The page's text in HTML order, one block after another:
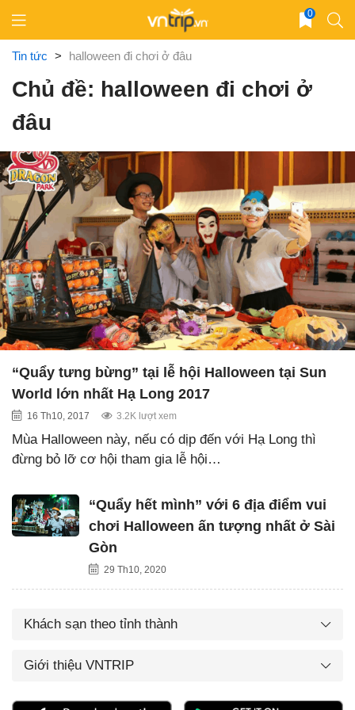
content
0
Tin tức > halloween đi chơi ở đâu
Chủ đề: halloween đi chơi ở
đâu
“Quẩy tưng bừng” tại lễ hội Halloween tại Sun
World lớn nhất Hạ Long 2017
16 Th10, 2017 3.2K lượt xem
Mùa Halloween này, nếu có dịp đến với Hạ Long thì
đừng bỏ lỡ cơ hội tham gia lễ hội…
“Quẩy hết mình” với 6 địa điểm vui
chơi Halloween ấn tượng nhất ở Sài
Gòn
29 Th10, 2020
Khách sạn theo tỉnh thành
Giới thiệu VNTRIP